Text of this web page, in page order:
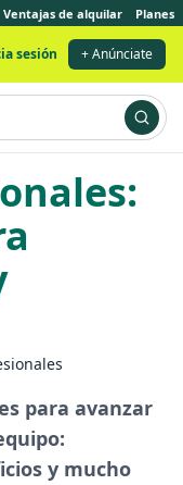
Ventajas de alquilar Planes
sesión + Anúnciate
para avanzar
y mucho